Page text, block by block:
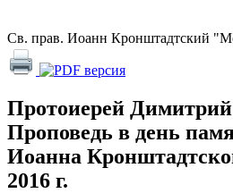
Св. прав. Иоанн Кронштадтский
Протоиерей
Проповедь в день
Иоанна
2016 г.